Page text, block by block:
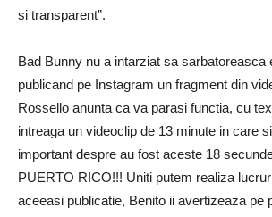
si transparent”.
Bad Bunny nu a intarziat sa sarbatoreasca
publicand pe Instagram un fragment din
Rossello anunta ca va parasi functia, cu
intreaga un videoclip de 13 minute in care
important despre au fost aceste 18
PUERTO RICO!!! Uniti putem realiza
aceeasi publicatie, Benito ii avertizeaza pe